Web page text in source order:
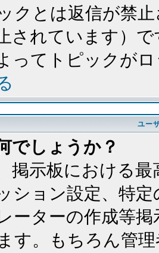
クとは返信が禁
されています）
ってトピックが
ユー
でしょうか？
掲示板における
ション設定、特
ーターの作成等
す。もちろん管